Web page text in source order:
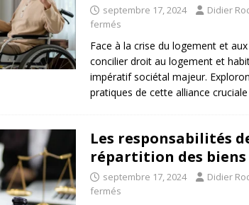
septembre 17, 2024 Didier
fermés
Face à la crise du logement et
concilier droit au logement et
impératif sociétal majeur.
pratiques de cette alliance
Les responsabilités
répartition des
septembre 17, 2024 Didier
fermés